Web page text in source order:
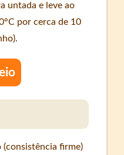
untada e leve ao
por cerca de 10
(consistência firme)